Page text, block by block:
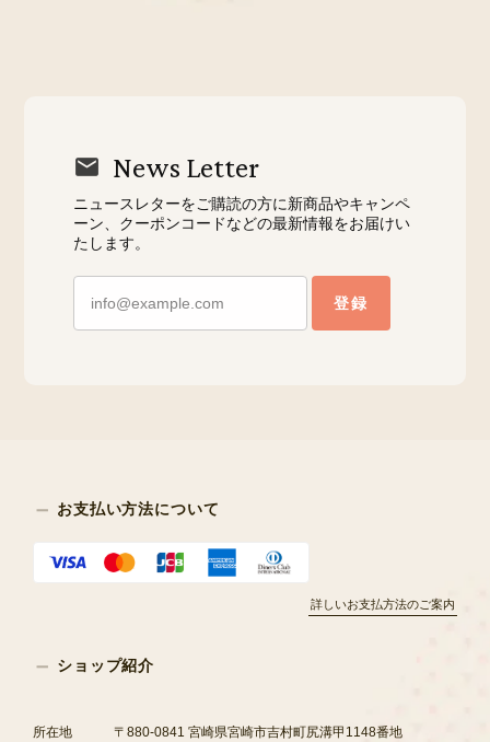
News Letter
ニュースレターをご購読の方に新商品やキャンペ
ーン、クーポンコードなどの最新情報をお届けい
たします。
登録
お支払い方法について
詳しいお支払方法のご案内
ショップ紹介
所在地
〒880-0841 宮崎県宮崎市吉村町尻溝甲1148番地